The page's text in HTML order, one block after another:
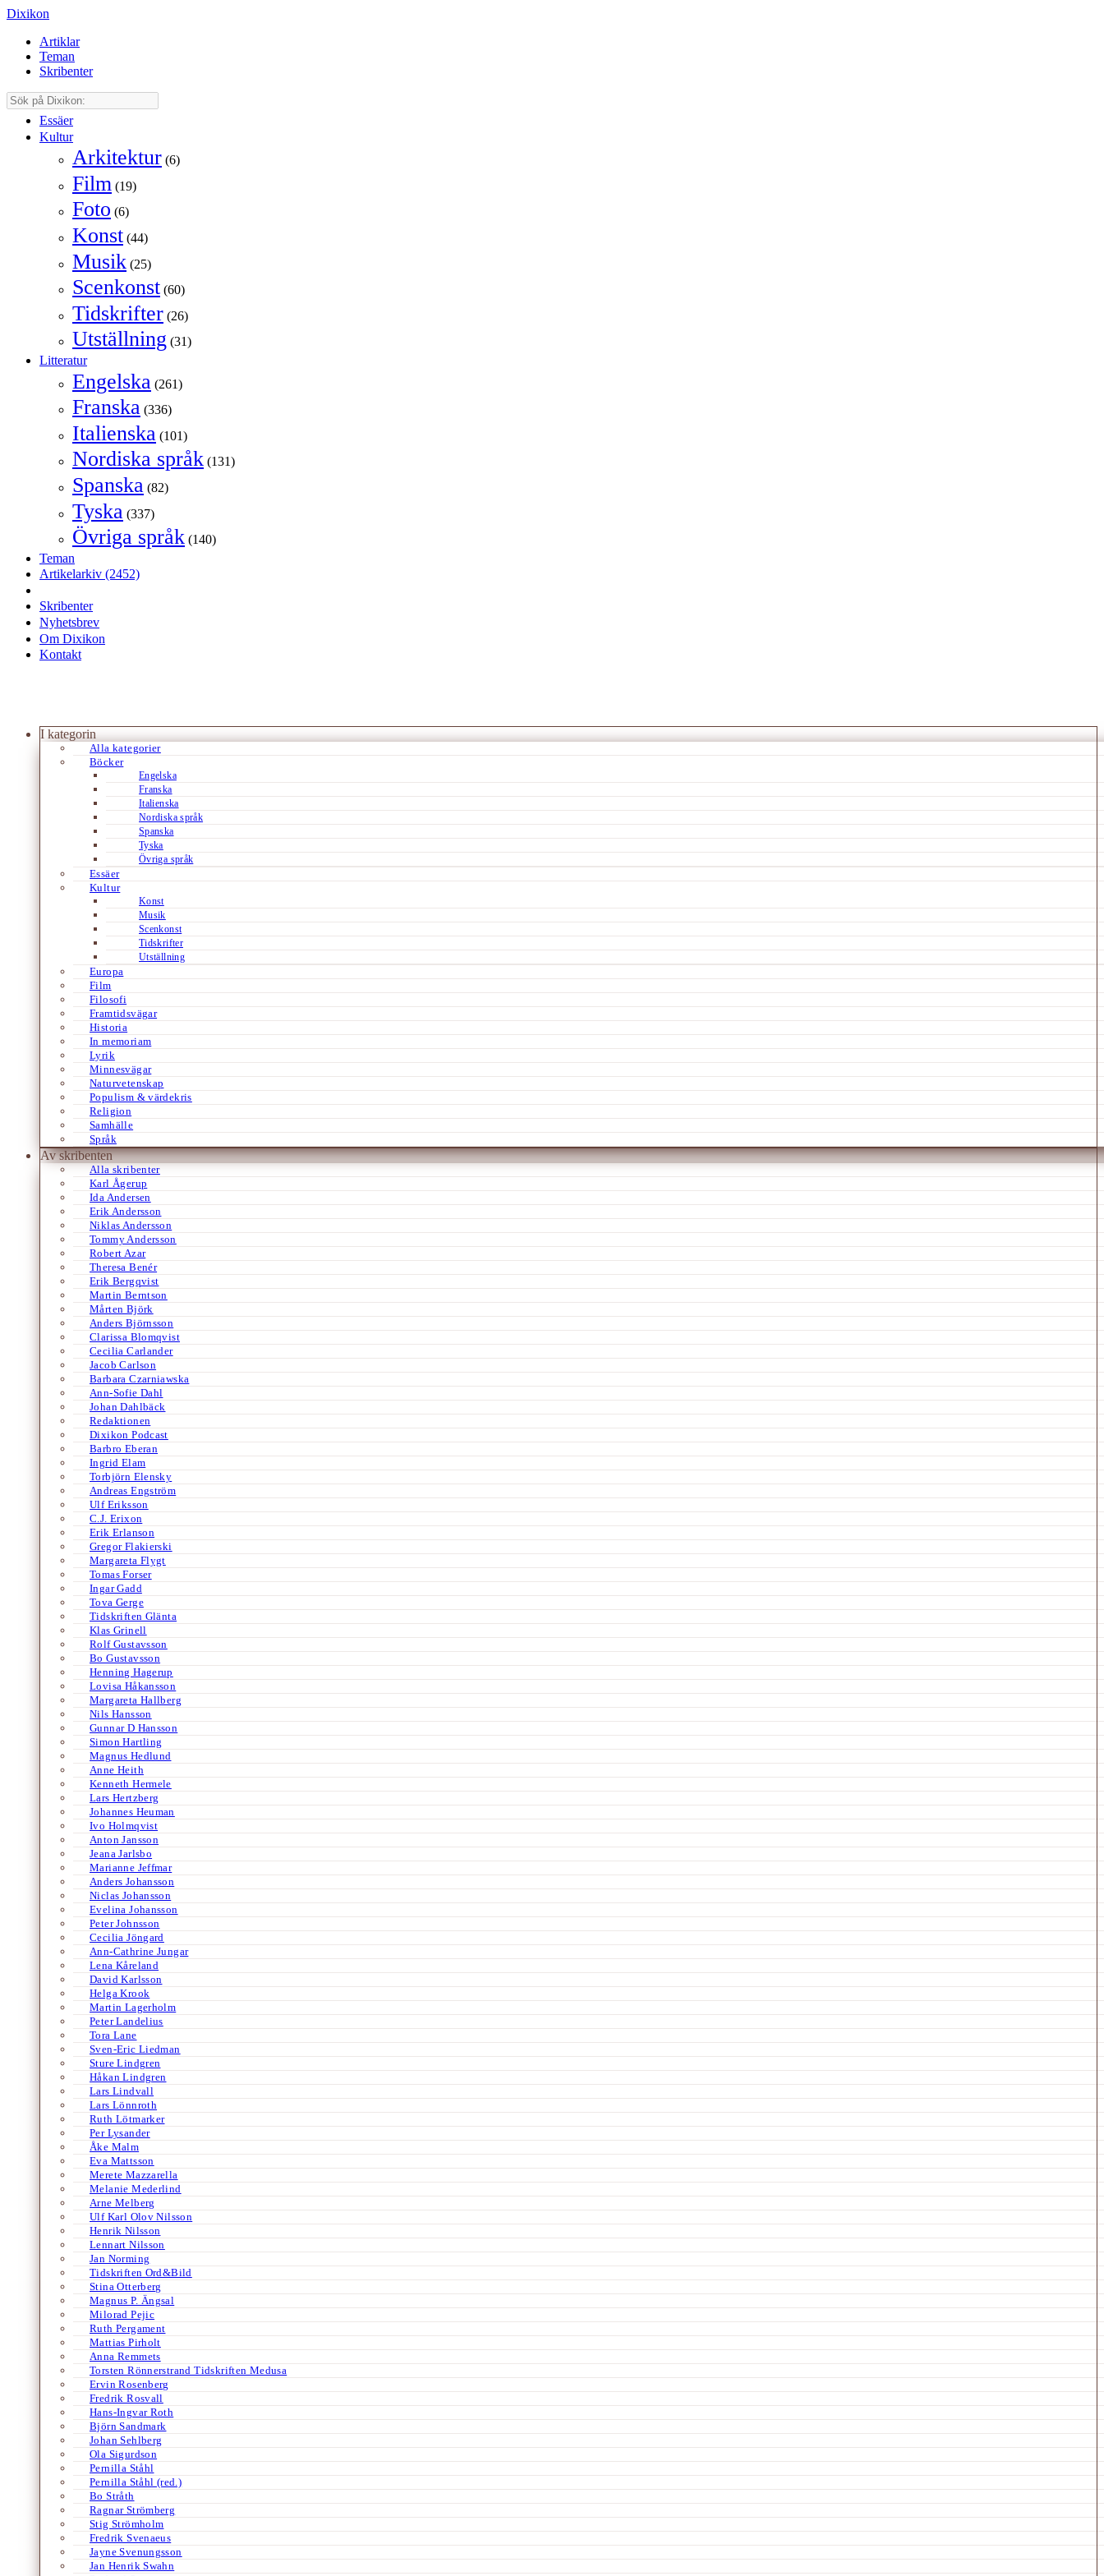
Dixikon
Artiklar
Teman
Skribenter
Essäer
Kultur
Arkitektur (6)
Film (19)
Foto (6)
Konst (44)
Musik (25)
Scenkonst (60)
Tidskrifter (26)
Utställning (31)
Litteratur
Engelska (261)
Franska (336)
Italienska (101)
Nordiska språk (131)
Spanska (82)
Tyska (337)
Övriga språk (140)
Teman
Artikelarkiv (2452)
Skribenter
Nyhetsbrev
Om Dixikon
Kontakt
I kategorin
Alla kategorier
Böcker
Engelska
Franska
Italienska
Nordiska språk
Spanska
Tyska
Övriga språk
Essäer
Kultur
Konst
Musik
Scenkonst
Tidskrifter
Utställning
Europa
Film
Filosofi
Framtidsvägar
Historia
In memoriam
Lyrik
Minnesvägar
Naturvetenskap
Populism & värdekris
Religion
Samhälle
Språk
Av skribenten
Alla skribenter
Karl Ågerup
Ida Andersen
Erik Andersson
Niklas Andersson
Tommy Andersson
Robert Azar
Theresa Benér
Erik Bergqvist
Martin Berntson
Mårten Björk
Anders Björnsson
Clarissa Blomqvist
Cecilia Carlander
Jacob Carlson
Barbara Czarniawska
Ann-Sofie Dahl
Johan Dahlbäck
Redaktionen
Dixikon Podcast
Barbro Eberan
Ingrid Elam
Torbjörn Elensky
Andreas Engström
Ulf Eriksson
C.J. Erixon
Erik Erlanson
Gregor Flakierski
Margareta Flygt
Tomas Forser
Ingar Gadd
Tova Gerge
Tidskriften Glänta
Klas Grinell
Rolf Gustavsson
Bo Gustavsson
Henning Hagerup
Lovisa Håkansson
Margareta Hallberg
Nils Hansson
Gunnar D Hansson
Simon Hartling
Magnus Hedlund
Anne Heith
Kenneth Hermele
Lars Hertzberg
Johannes Heuman
Ivo Holmqvist
Anton Jansson
Jeana Jarlsbo
Marianne Jeffmar
Anders Johansson
Niclas Johansson
Evelina Johansson
Peter Johnsson
Cecilia Jöngard
Ann-Cathrine Jungar
Lena Kåreland
David Karlsson
Helga Krook
Martin Lagerholm
Peter Landelius
Tora Lane
Sven-Eric Liedman
Sture Lindgren
Håkan Lindgren
Lars Lindvall
Lars Lönnroth
Ruth Lötmarker
Per Lysander
Åke Malm
Eva Mattsson
Merete Mazzarella
Melanie Mederlind
Arne Melberg
Ulf Karl Olov Nilsson
Henrik Nilsson
Lennart Nilsson
Jan Norming
Tidskriften Ord&Bild
Stina Otterberg
Magnus P. Ängsal
Milorad Pejic
Ruth Pergament
Mattias Pirholt
Anna Remmets
Torsten Rönnerstrand Tidskriften Medusa
Ervin Rosenberg
Fredrik Rosvall
Hans-Ingvar Roth
Björn Sandmark
Johan Sehlberg
Ola Sigurdson
Pernilla Ståhl
Pernilla Ståhl (red.)
Bo Stråth
Ragnar Strömberg
Stig Strömholm
Fredrik Svenaeus
Jayne Svenungsson
Jan Henrik Swahn